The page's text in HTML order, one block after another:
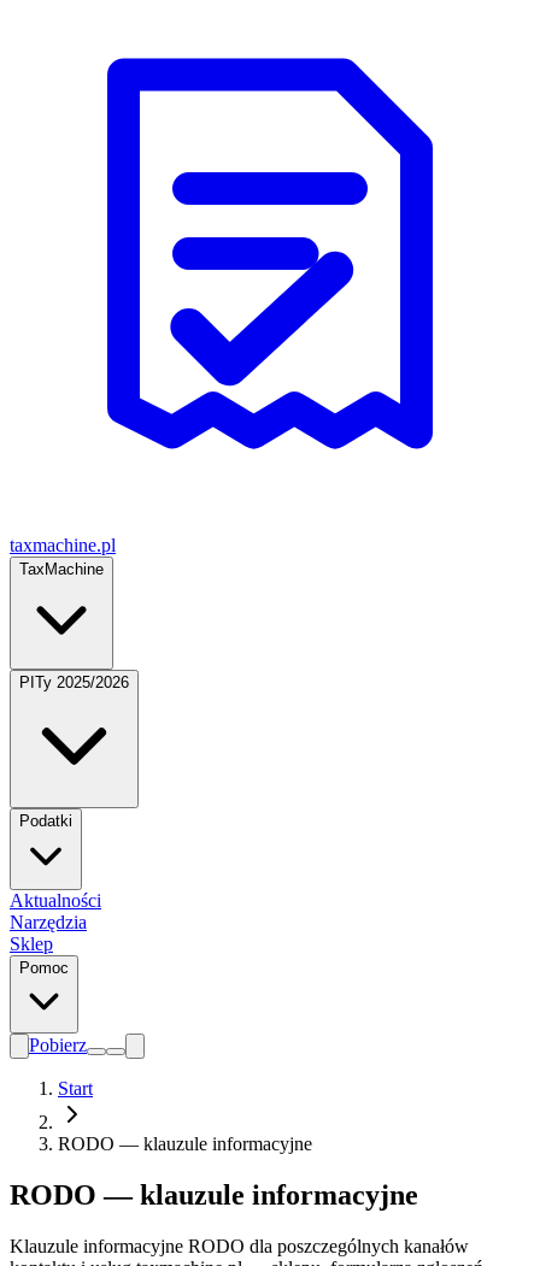
taxmachine.pl
TaxMachine
PITy 2025/2026
Podatki
Aktualności
Narzędzia
Sklep
Pomoc
Pobierz
Start
RODO — klauzule informacyjne
RODO — klauzule informacyjne
Klauzule informacyjne RODO dla poszczególnych kanałów